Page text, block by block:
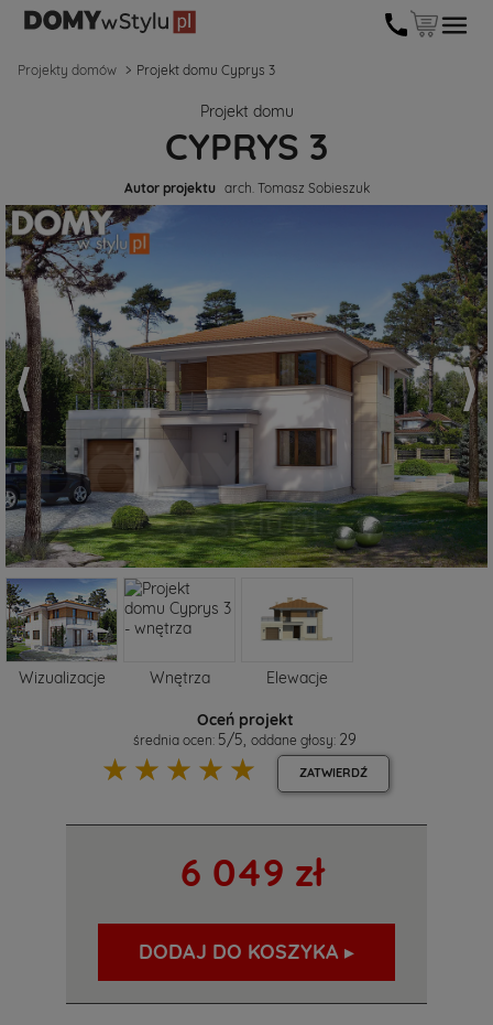
Projekty domów Projekt domu Cyprys 3
Projekt domu
CYPRYS 3
Autor projektu arch. Tomasz Sobieszuk
Wizualizacje Wnętrza Elewacje
Oceń projekt
średnia ocen: 5/5 oddane głosy: 29
☆
☆
☆
☆
☆ ZATWIERDŹ
6 049 zł
DODAJ DO KOSZYKA ▸